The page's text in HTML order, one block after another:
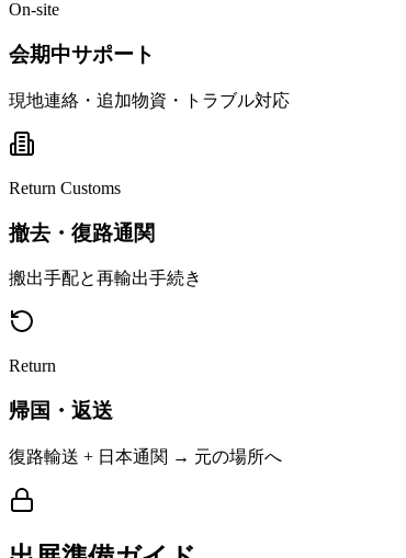
On-site
会期中サポート
現地連絡・追加物資・トラブル対応
Return Customs
撤去・復路通関
搬出手配と再輸出手続き
Return
帰国・返送
復路輸送 + 日本通関 → 元の場所へ